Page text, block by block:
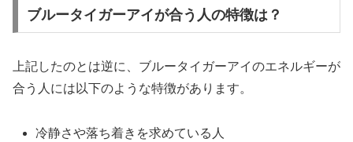
ブルータイガーアイが合う人の特徴は？
上記したのとは逆に、ブルータイガーアイのエネルギーが
合う人には以下のような特徴があります。
冷静さや落ち着きを求めている人